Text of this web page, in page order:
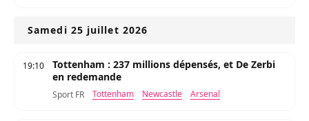
Samedi 25 juillet 2026
19:10
Tottenham : 237 millions dépensés, et De Zerbi
en redemande
Sport FR Tottenham Newcastle Arsenal